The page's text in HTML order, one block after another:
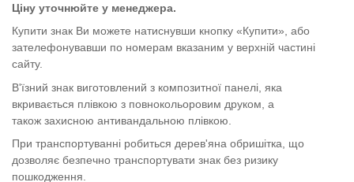
Ціну уточнюйте у менеджера.
Купити знак Ви можете натиснувши кнопку «Купити», або
зателефонувавши по номерам вказаним у верхній частині
сайту.
В'їзний знак виготовлений з композитної панелі, яка
вкривається плівкою з повнокольоровим друком, а
також захисною антивандальною плівкою.
При транспортуванні робиться дерев'яна обришітка, що
дозволяє безпечно транспортувати знак без ризику
пошкодження.